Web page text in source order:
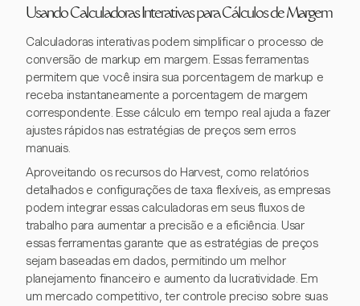
Usando Calculadoras Interativas para Cálculos de Margem
Calculadoras interativas podem simplificar o processo de
conversão de markup em margem. Essas ferramentas
permitem que você insira sua porcentagem de markup e
receba instantaneamente a porcentagem de margem
correspondente. Esse cálculo em tempo real ajuda a fazer
ajustes rápidos nas estratégias de preços sem erros
manuais.
Aproveitando os recursos do Harvest, como relatórios
detalhados e configurações de taxa flexíveis, as empresas
podem integrar essas calculadoras em seus fluxos de
trabalho para aumentar a precisão e a eficiência. Usar
essas ferramentas garante que as estratégias de preços
sejam baseadas em dados, permitindo um melhor
planejamento financeiro e aumento da lucratividade. Em
um mercado competitivo, ter controle preciso sobre suas